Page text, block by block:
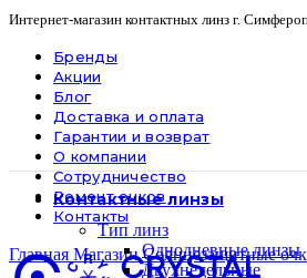
Интернет-магазин контактных линз г.
Бренды
Акции
Блог
Доставка и оплата
Гарантии и возврат
О компании
Сотрудничество
Ремонт очков
Контакты
Контактные линзы
Тип линз
Однодневные линзы
Двухнедельные
Главная МагазинСолнцезащитные